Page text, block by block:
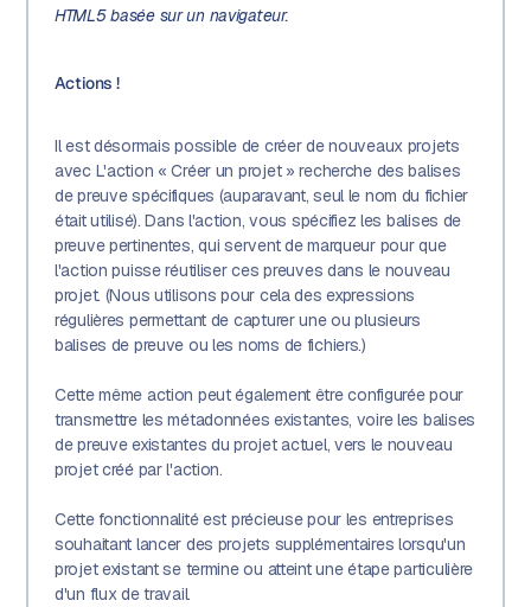
HTML5 basée sur un navigateur.
Actions !
Il est désormais possible de créer de nouveaux projets
avec L'action « Créer un projet » recherche des balises
de preuve spécifiques (auparavant, seul le nom du fichier
était utilisé). Dans l'action, vous spécifiez les balises de
preuve pertinentes, qui servent de marqueur pour que
l'action puisse réutiliser ces preuves dans le nouveau
projet. (Nous utilisons pour cela des expressions
régulières permettant de capturer une ou plusieurs
balises de preuve ou les noms de fichiers.)
Cette même action peut également être configurée pour
transmettre les métadonnées existantes, voire les balises
de preuve existantes du projet actuel, vers le nouveau
projet créé par l'action.
Cette fonctionnalité est précieuse pour les entreprises
souhaitant lancer des projets supplémentaires lorsqu'un
projet existant se termine ou atteint une étape particulière
d'un flux de travail.